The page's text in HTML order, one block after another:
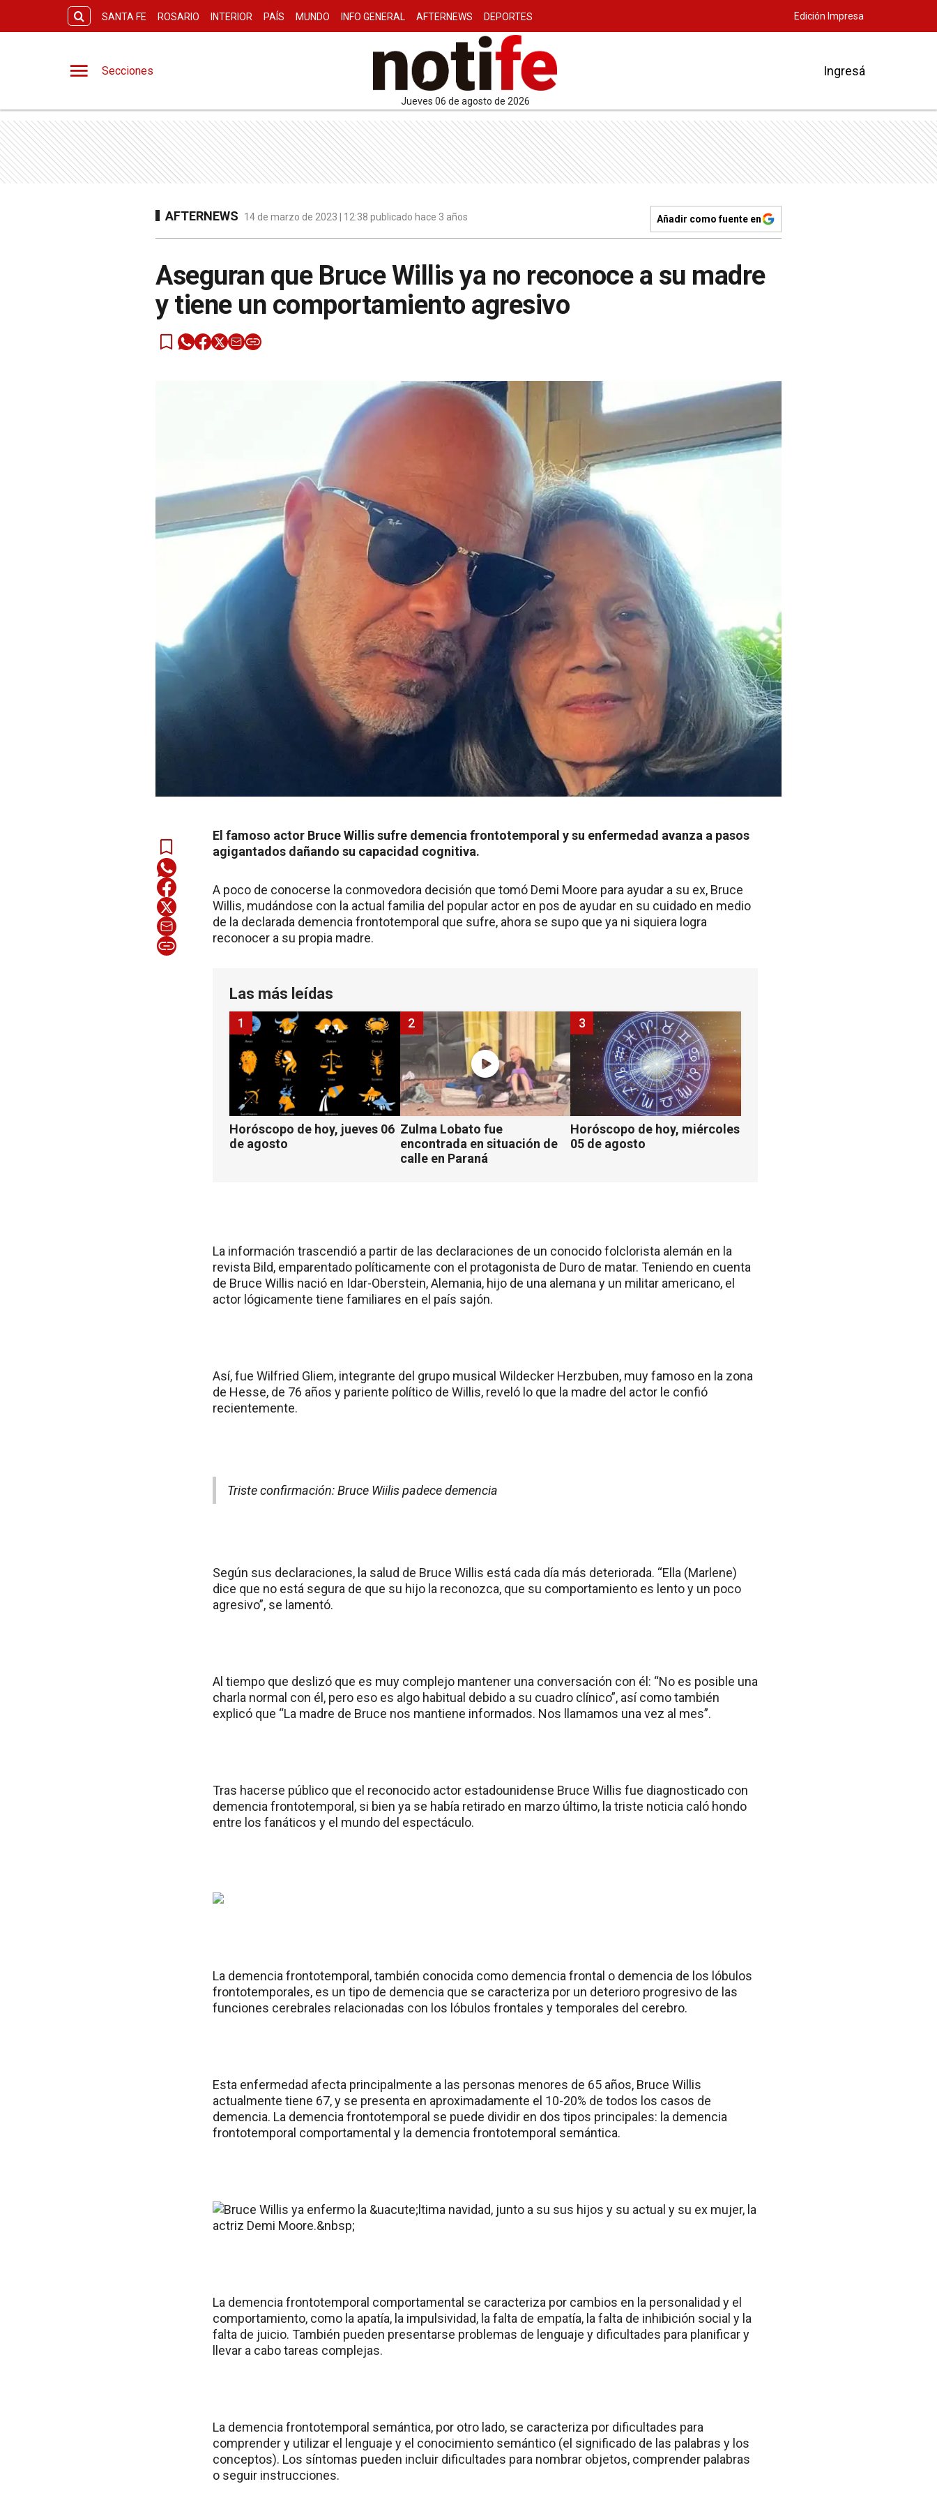
SANTA FE ROSARIO INTERIOR PAÍS MUNDO INFO GENERAL AFTERNEWS DEPORTES Edición Impresa
Secciones
jueves 06 de agosto de 2026
Ingresá
AFTERNEWS 14 de marzo de 2023 | 12:38 publicado hace 3 años Añadir como fuente en
Aseguran que Bruce Willis ya no reconoce a su madre
y tiene un comportamiento agresivo
El famoso actor Bruce Willis sufre demencia frontotemporal y su enfermedad avanza a pasos
agigantados dañando su capacidad cognitiva.
A poco de conocerse la conmovedora decisión que tomó Demi Moore para ayudar a su ex, Bruce
Willis, mudándose con la actual familia del popular actor en pos de ayudar en su cuidado en medio
de la declarada demencia frontotemporal que sufre, ahora se supo que ya ni siquiera logra
reconocer a su propia madre.
Las más leídas
Horóscopo de hoy, jueves 06
de agosto
1
Zulma Lobato fue
encontrada en situación de
calle en Paraná
2
Horóscopo de hoy, miércoles
05 de agosto
3
La información trascendió a partir de las declaraciones de un conocido folclorista alemán en la
revista Bild, emparentado políticamente con el protagonista de Duro de matar. Teniendo en cuenta
de Bruce Willis nació en Idar-Oberstein, Alemania, hijo de una alemana y un militar americano, el
actor lógicamente tiene familiares en el país sajón.
Así, fue Wilfried Gliem, integrante del grupo musical Wildecker Herzbuben, muy famoso en la zona
de Hesse, de 76 años y pariente político de Willis, reveló lo que la madre del actor le confió
recientemente.
Triste confirmación: Bruce Wiilis padece demencia
Según sus declaraciones, la salud de Bruce Willis está cada día más deteriorada. “Ella (Marlene)
dice que no está segura de que su hijo la reconozca, que su comportamiento es lento y un poco
agresivo”, se lamentó.
Al tiempo que deslizó que es muy complejo mantener una conversación con él: “No es posible una
charla normal con él, pero eso es algo habitual debido a su cuadro clínico”, así como también
explicó que “La madre de Bruce nos mantiene informados. Nos llamamos una vez al mes”.
Tras hacerse público que el reconocido actor estadounidense Bruce Willis fue diagnosticado con
demencia frontotemporal, si bien ya se había retirado en marzo último, la triste noticia caló hondo
entre los fanáticos y el mundo del espectáculo.
La demencia frontotemporal, también conocida como demencia frontal o demencia de los lóbulos
frontotemporales, es un tipo de demencia que se caracteriza por un deterioro progresivo de las
funciones cerebrales relacionadas con los lóbulos frontales y temporales del cerebro.
Esta enfermedad afecta principalmente a las personas menores de 65 años, Bruce Willis
actualmente tiene 67, y se presenta en aproximadamente el 10-20% de todos los casos de
demencia. La demencia frontotemporal se puede dividir en dos tipos principales: la demencia
frontotemporal comportamental y la demencia frontotemporal semántica.
La demencia frontotemporal comportamental se caracteriza por cambios en la personalidad y el
comportamiento, como la apatía, la impulsividad, la falta de empatía, la falta de inhibición social y la
falta de juicio. También pueden presentarse problemas de lenguaje y dificultades para planificar y
llevar a cabo tareas complejas.
La demencia frontotemporal semántica, por otro lado, se caracteriza por dificultades para
comprender y utilizar el lenguaje y el conocimiento semántico (el significado de las palabras y los
conceptos). Los síntomas pueden incluir dificultades para nombrar objetos, comprender palabras
o seguir instrucciones.